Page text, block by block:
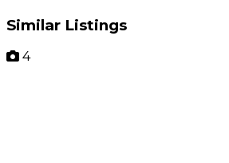
Similar Listings
4